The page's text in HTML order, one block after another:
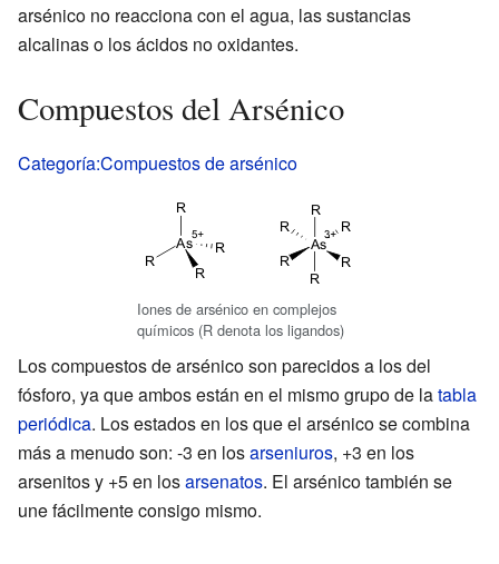
arsénico no reacciona con el agua, las sustancias
alcalinas o los ácidos no oxidantes.
Compuestos del Arsénico
Categoría:Compuestos de arsénico
Iones de arsénico en complejos
químicos (R denota los ligandos)
Los compuestos de arsénico son parecidos a los del
fósforo, ya que ambos están en el mismo grupo de latabla
periódica. Los estados en los que el arsénico se combina
más a menudo son: -3 en losarseniuros, +3 en los
arsenitos y +5 en losarsenatos. El arsénico también se
une fácilmente consigo mismo.